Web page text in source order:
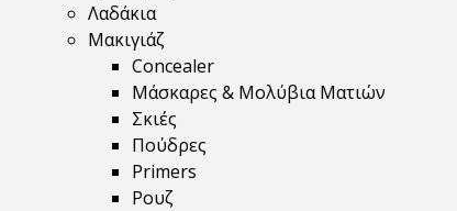
Λαδάκια
Μακιγιάζ
Concealer
Μάσκαρες & Μολύβια Ματιών
Σκιές
Πούδρες
Primers
Ρουζ